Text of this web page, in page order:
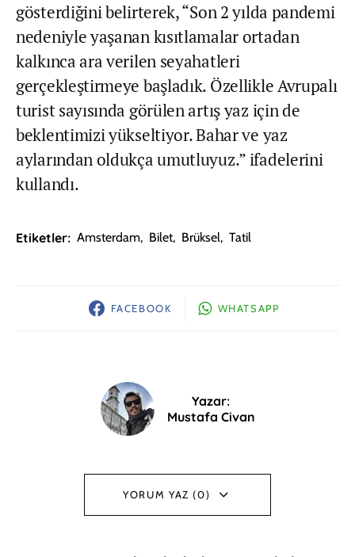
gösterdiğini belirterek, “Son 2 yılda pandemi
nedeniyle yaşanan kısıtlamalar ortadan
kalkınca ara verilen seyahatleri
gerçekleştirmeye başladık. Özellikle Avrupalı
turist sayısında görülen artış yaz için de
beklentimizi yükseltiyor. Bahar ve yaz
aylarından oldukça umutluyuz.” ifadelerini
kullandı.
Etiketler: Amsterdam, Bilet, Brüksel, Tatil
FACEBOOK WHATSAPP
Yazar:
Mustafa Civan
YORUM YAZ (0)